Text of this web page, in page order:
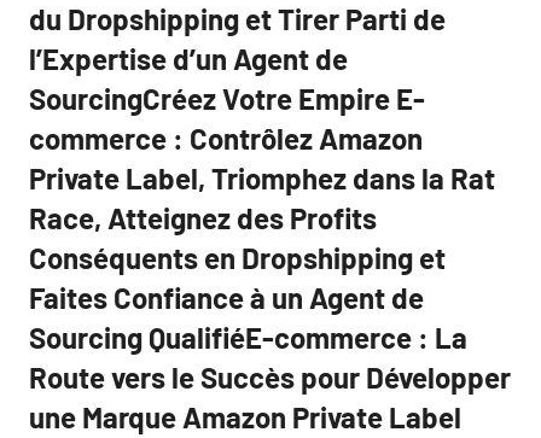
du Dropshipping et Tirer Parti de
l’Expertise d’un Agent de
SourcingCréez Votre Empire E-
commerce : Contrôlez Amazon
Private Label, Triomphez dans la Rat
Race, Atteignez des Profits
Conséquents en Dropshipping et
Faites Confiance à un Agent de
Sourcing QualifiéE-commerce : La
Route vers le Succès pour Développer
une Marque Amazon Private Label